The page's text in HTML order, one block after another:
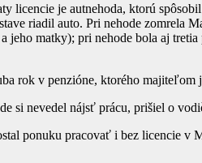
licencie je autnehoda, ktorú
riadil auto. Pri nehode zomrela
jeho matky); pri nehode bola aj
rok v penzióne, ktorého majiteľom
si nevedel nájsť prácu, prišiel o
ponuku pracovať i bez licencie v